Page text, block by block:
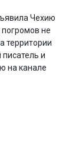
Чехию
не
территории
и
на канале